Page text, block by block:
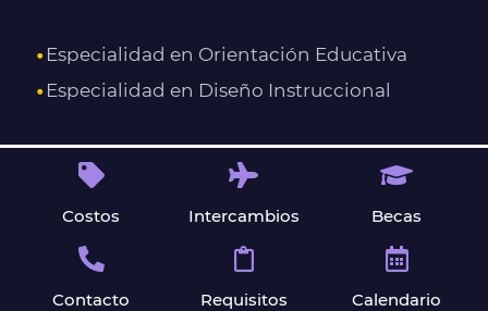
Especialidad en Orientación Educativa
Especialidad en Diseño Instruccional
Costos Intercambios Becas
Contacto Requisitos Calendario